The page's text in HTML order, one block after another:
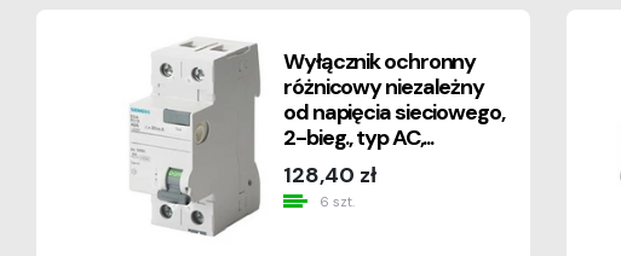
Wyłącznik ochronny
różnicowy niezależny
od napięcia sieciowego,
2-bieg., typ AC,...
6 szt.
128,40 zł